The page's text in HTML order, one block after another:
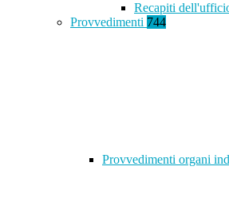
Recapiti
Provvedimenti 744
Provvedimenti organi